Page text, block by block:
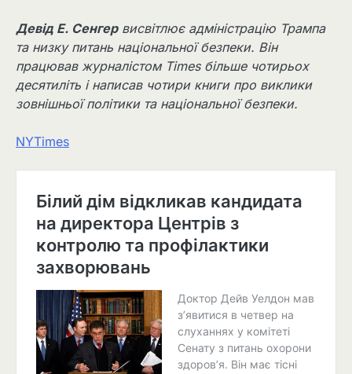
Девід Е. Сенгервисвітлює адміністрацію Трампа
та низку питань національної безпеки. Він
працював журналістом Times більше чотирьох
десятиліть і написав чотири книги про виклики
зовнішньої політики та національної безпеки.
NYTimes